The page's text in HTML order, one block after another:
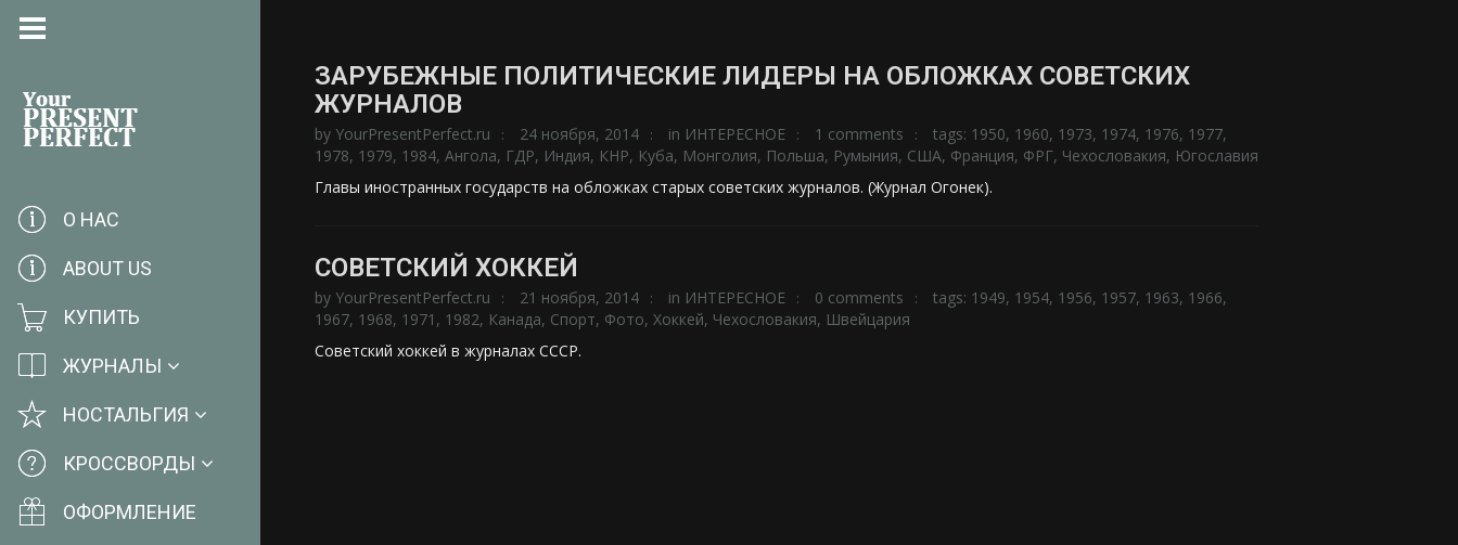
О НАС
ABOUT US
КУПИТЬ
ЖУРНАЛЫ
НОСТАЛЬГИЯ
КРОССВОРДЫ
ОФОРМЛЕНИЕ
ЗАРУБЕЖНЫЕ ПОЛИТИЧЕСКИЕ ЛИДЕРЫ НА ОБЛОЖКАХ СОВЕТСКИХ
ЖУРНАЛОВ
by YourPresentPerfect.ru 24 ноября, 2014 in ИНТЕРЕСНОЕ 1 comments tags: 1950, 1960, 1973, 1974, 1976, 1977,
1978, 1979, 1984, Ангола, ГДР, Индия, КНР, Куба, Монголия, Польша, Румыния, США, Франция, ФРГ, Чехословакия, Югославия
Главы иностранных государств на обложках старых советских журналов. (Журнал Огонек).
СОВЕТСКИЙ ХОККЕЙ
by YourPresentPerfect.ru 21 ноября, 2014 in ИНТЕРЕСНОЕ 0 comments tags: 1949, 1954, 1956, 1957, 1963, 1966,
1967, 1968, 1971 , 1982, Канада, Спорт, Фото, Хоккей, Чехословакия, Швейцария
Советский хоккей в журналах СССР.